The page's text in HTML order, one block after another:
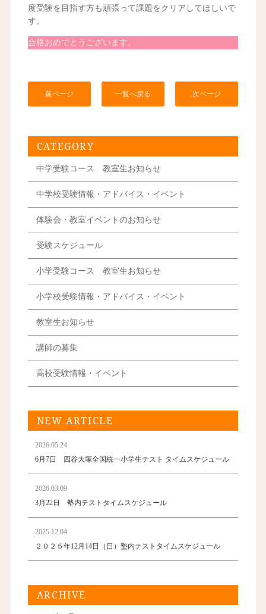
度受験を目指す方も頑張って課題をクリアしてほしいで
す。
合格おめでとうございます。
前ページ 一覧へ戻る 次ページ
CATEGORY
中学受験コース 教室生お知らせ
中学校受験情報・アドバイス・イベント
体験会・教室イベントのお知らせ
受験スケジュール
小学受験コース 教室生お知らせ
小学校受験情報・アドバイス・イベント
教室生お知らせ
講師の募集
高校受験情報・イベント
NEW ARTICLE
2026.05.24
6月7日 四谷大塚全国統一小学生テスト タイムスケジュール
2026.03.09
3月22日 塾内テストタイムスケジュール
2025.12.04
２０２５年12月14日（日）塾内テストタイムスケジュール
ARCHIVE